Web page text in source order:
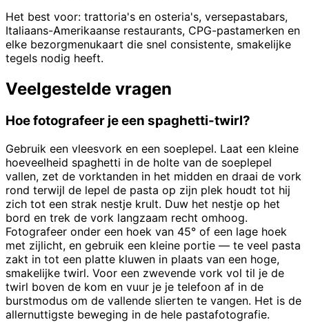
Het best voor: trattoria's en osteria's, versepastabars,
Italiaans-Amerikaanse restaurants, CPG-pastamerken en
elke bezorgmenukaart die snel consistente, smakelijke
tegels nodig heeft.
Veelgestelde vragen
Hoe fotografeer je een spaghetti-twirl?
Gebruik een vleesvork en een soeplepel. Laat een kleine
hoeveelheid spaghetti in de holte van de soeplepel
vallen, zet de vorktanden in het midden en draai de vork
rond terwijl de lepel de pasta op zijn plek houdt tot hij
zich tot een strak nestje krult. Duw het nestje op het
bord en trek de vork langzaam recht omhoog.
Fotografeer onder een hoek van 45° of een lage hoek
met zijlicht, en gebruik een kleine portie — te veel pasta
zakt in tot een platte kluwen in plaats van een hoge,
smakelijke twirl. Voor een zwevende vork vol til je de
twirl boven de kom en vuur je je telefoon af in de
burstmodus om de vallende slierten te vangen. Het is de
allernuttigste beweging in de hele pastafotografie.